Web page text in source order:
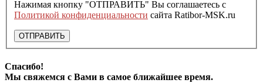
Нажимая кнопку "ОТПРАВИТЬ" Вы соглашаетесь с
Политикой конфиденциальности сайта Ratibor-MSK.ru
ОТПРАВИТЬ
Спасибо!
Мы свяжемся с Вами в самое ближайшее время.